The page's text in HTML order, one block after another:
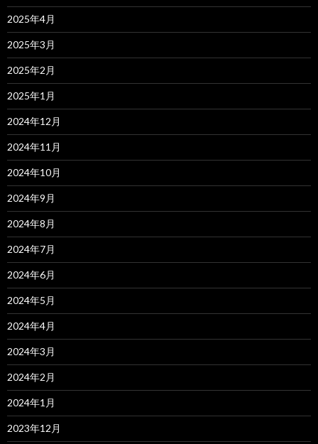
2025年4月
2025年3月
2025年2月
2025年1月
2024年12月
2024年11月
2024年10月
2024年9月
2024年8月
2024年7月
2024年6月
2024年5月
2024年4月
2024年3月
2024年2月
2024年1月
2023年12月